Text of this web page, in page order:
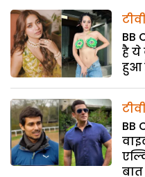
BB
है ये
हुआ
BB
बात